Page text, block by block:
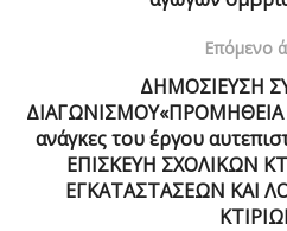
Επόμενο
ΔΗΜΟΣΙΕΥΣΗ
ΔΙΑΓΩΝΙΣΜΟΥ«ΠΡΟΜΗΘΕΙΑ
ανάγκες του έργου
ΕΠΙΣΚΕΥΗ ΣΧΟΛΙΚΩΝ
ΕΓΚΑΤΑΣΤΑΣΕΩΝ ΚΑΙ